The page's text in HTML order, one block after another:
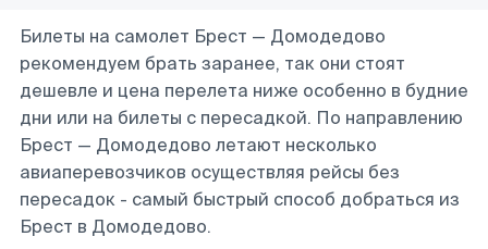
Билеты на самолет Брест — Домодедово
рекомендуем брать заранее, так они стоят
дешевле и цена перелета ниже особенно в будние
дни или на билеты с пересадкой. По направлению
Брест — Домодедово летают несколько
авиаперевозчиков осуществляя рейсы без
пересадок - самый быстрый способ добраться из
Брест в Домодедово.